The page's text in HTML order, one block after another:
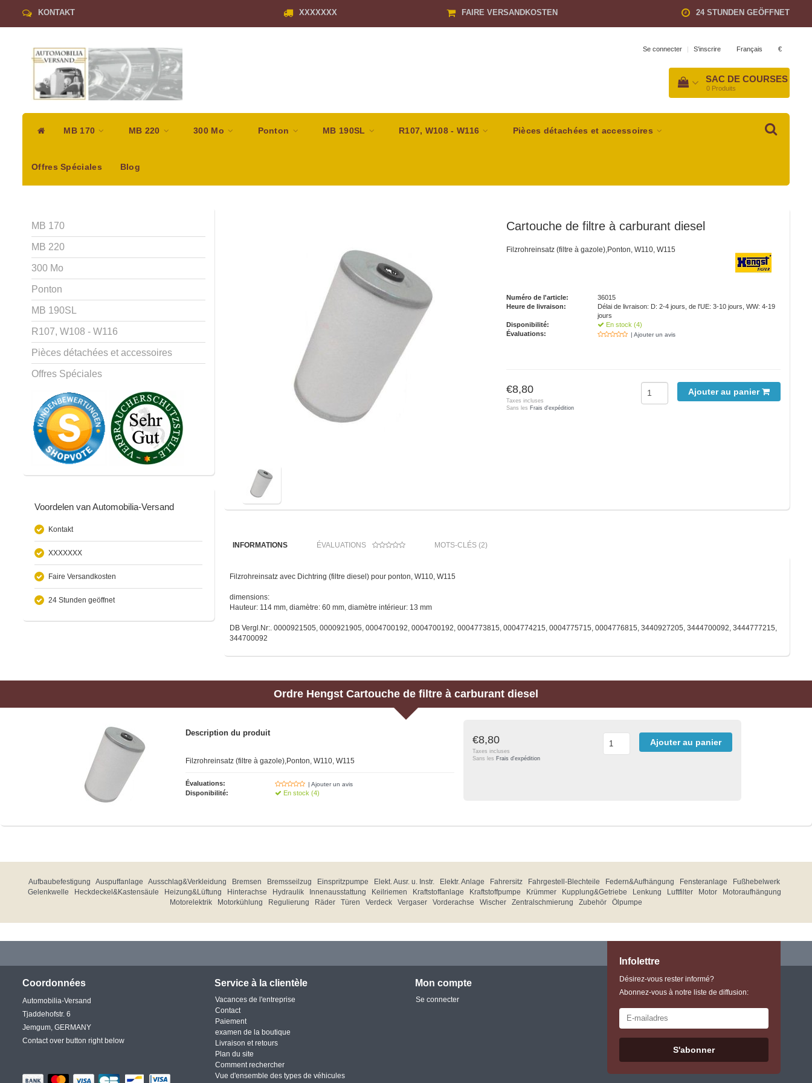
KONTAKT XXXXXXX FAIRE VERSANDKOSTEN 24 STUNDEN GEÖFFNET
Se connecter | S'inscrire Français €
SAC DE COURSES
0 Produits
MB 170 MB 220 300 Mo Ponton MB 190SL R107, W108 - W116 Pièces détachées et accessoires
Offres Spéciales Blog
MB 170
MB 220
300 Mo
Ponton
MB 190SL
R107, W108 - W116
Pièces détachées et accessoires
Offres Spéciales
Voordelen van Automobilia-Versand
Kontakt
XXXXXXX
Faire Versandkosten
24 Stunden geöffnet
Cartouche de filtre à carburant diesel
Filzrohreinsatz (filtre à gazole),Ponton, W110, W115
Numéro de l'article:
36015
Heure de livraison:
Délai de livraison: D: 2-4 jours, de l'UE: 3-10 jours, WW: 4-19
jours
Disponibilité:
En stock (4)
Évaluations:
| Ajouter un avis
€8,80
Taxes incluses
Sans les Frais d'expédition
Ajouter au panier
INFORMATIONS ÉVALUATIONS MOTS-CLÉS (2)
Filzrohreinsatz avec Dichtring (filtre diesel) pour ponton, W110, W115
dimensions:
Hauteur: 114 mm, diamètre: 60 mm, diamètre intérieur: 13 mm
DB Vergl.Nr:. 0000921505, 0000921905, 0004700192, 0004700192, 0004773815, 0004774215, 0004775715, 0004776815, 3440927205, 3444700092, 3444777215,
344700092
Ordre Hengst Cartouche de filtre à carburant diesel
Description du produit
Filzrohreinsatz (filtre à gazole),Ponton, W110, W115
Évaluations: | Ajouter un avis
Disponibilité: En stock (4)
€8,80
Taxes incluses
Sans les Frais d'expédition
Ajouter au panier
Aufbaubefestigung Auspuffanlage Ausschlag&Verkleidung Bremsen Bremsseilzug Einspritzpumpe Elekt. Ausr. u. Instr. Elektr. Anlage Fahrersitz Fahrgestell-Blechteile Federn&Aufhängung Fensteranlage
Fußhebelwerk
Gelenkwelle
Heckdeckel&Kastensäule Heizung&Lüftung Hinterachse Hydraulik Innenausstattung Keilriemen Kraftstoffanlage Kraftstoffpumpe Krümmer Kupplung&Getriebe Lenkung Luftfilter Motor
Motoraufhängung
Motorelektrik
Motorkühlung Regulierung Räder Türen Verdeck Vergaser Vorderachse Wischer Zentralschmierung Zubehör Ölpumpe
Coordonnées
Automobilia-Versand
Tjaddehofstr. 6
Jemgum, GERMANY
Contact over button right below
Service à la clientèle
Vacances de l'entreprise
Contact
Paiement
examen de la boutique
Livraison et retours
Plan du site
Comment rechercher
Vue d'ensemble des types de véhicules
Mon compte
Se connecter
Infolettre
Désirez-vous rester informé?
Abonnez-vous à notre liste de diffusion:
S'abonner